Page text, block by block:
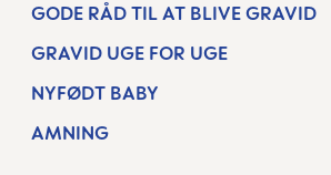
GODE RÅD TIL AT BLIVE GRAVID
GRAVID UGE FOR UGE
NYFØDT BABY
AMNING